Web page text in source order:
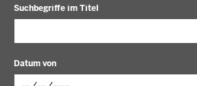
Suchbegriffe im Titel
Datum von